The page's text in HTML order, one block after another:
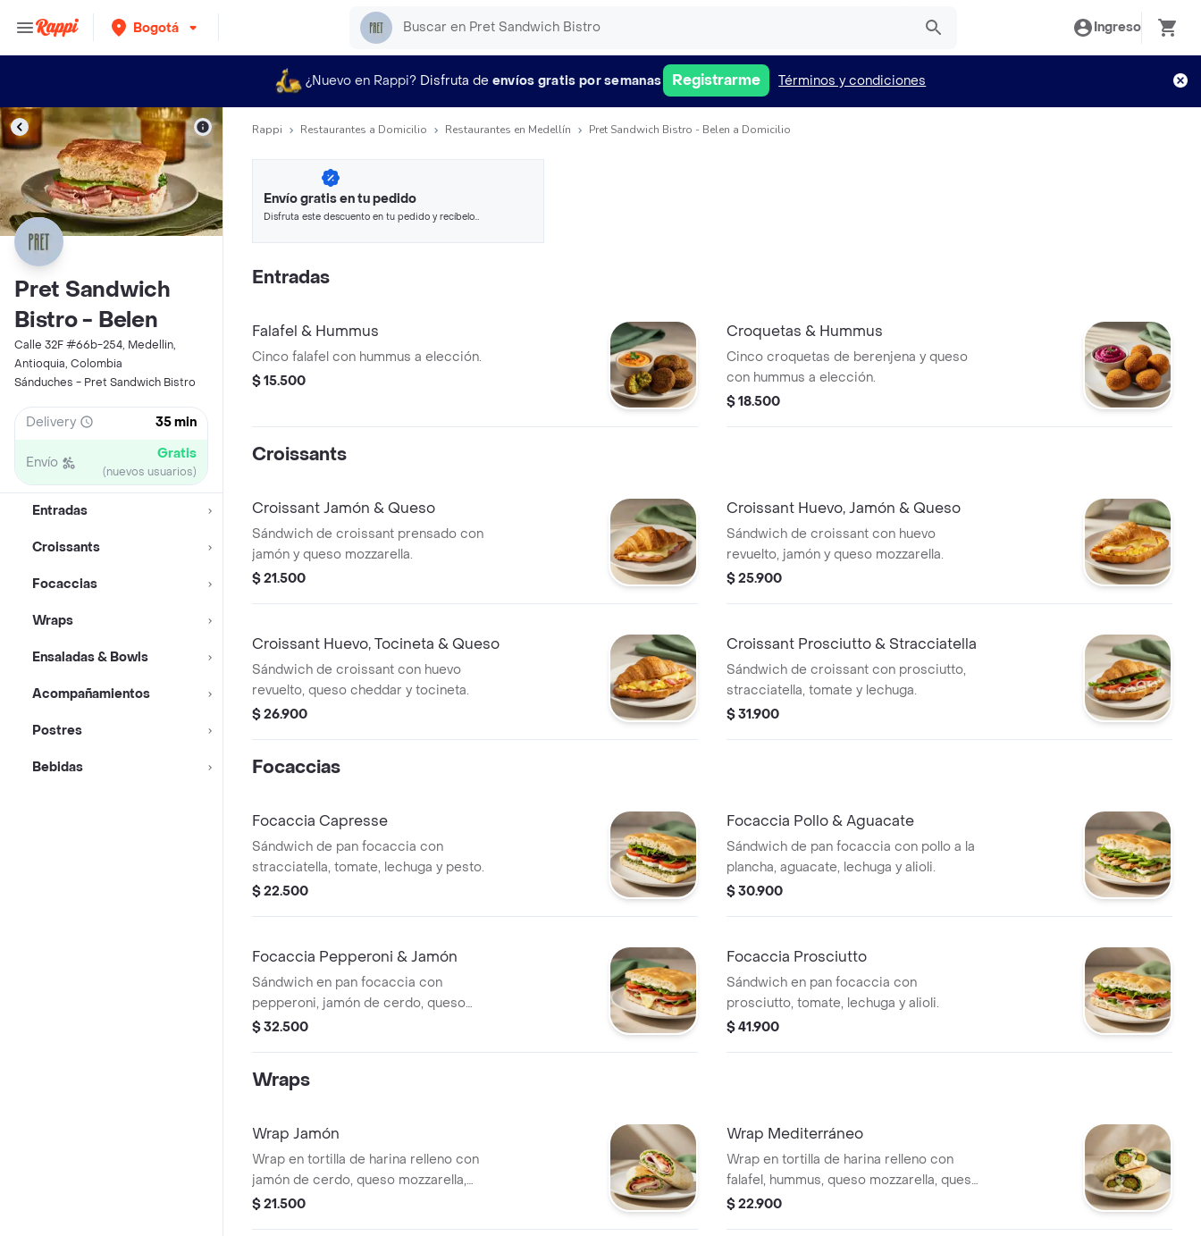
Bogotá Ingreso
¿Nuevo en Rappi? Disfruta de envíos gratis por semanas Registrarme Términos y condiciones
Pret Sandwich
Bistro - Belen
Calle 32F #66b-254, Medellin,
Antioquia, Colombia
Sánduches - Pret Sandwich Bistro
Delivery 35 min
Envío Gratis
(nuevos usuarios)
Entradas
Croissants
Focaccias
Wraps
Ensaladas & Bowls
Acompañamientos
Postres
Bebidas
Rappi Restaurantes a Domicilio Restaurantes en Medellín Pret Sandwich Bistro - Belen a Domicilio
Envío gratis en tu pedido
Disfruta este descuento en tu pedido y recíbelo
Entradas
Falafel & Hummus
Cinco falafel con hummus a elección.
$ 15.500
Croquetas & Hummus
Cinco croquetas de berenjena y queso
con hummus a elección.
$ 18.500
Croissants
Croissant Jamón & Queso
Sándwich de croissant prensado con
jamón y queso mozzarella.
$ 21.500
Croissant Huevo, Jamón & Queso
Sándwich de croissant con huevo
revuelto, jamón y queso mozzarella.
$ 25.900
Croissant Huevo, Tocineta & Queso
Sándwich de croissant con huevo
revuelto, queso cheddar y tocineta.
$ 26.900
Croissant Prosciutto & Stracciatella
Sándwich de croissant con prosciutto,
stracciatella, tomate y lechuga.
$ 31.900
Focaccias
Focaccia Capresse
Sándwich de pan focaccia con
stracciatella, tomate, lechuga y pesto.
$ 22.500
Focaccia Pollo & Aguacate
Sándwich de pan focaccia con pollo a la
plancha, aguacate, lechuga y alioli.
$ 30.900
Focaccia Pepperoni & Jamón
Sándwich en pan focaccia con
pepperoni, jamón de cerdo, queso
mozzarella, tomate, lechuga y alioli.
$ 32.500
Focaccia Prosciutto
Sándwich en pan focaccia con
prosciutto, tomate, lechuga y alioli.
$ 41.900
Wraps
Wrap Jamón
Wrap en tortilla de harina relleno con
jamón de cerdo, queso mozzarella,
lechuga, tomate y alioli.
$ 21.500
Wrap Mediterráneo
Wrap en tortilla de harina relleno con
falafel, hummus, queso mozzarella, queso
feta, espinaca, pepino, cebolla morada y
$ 22.900